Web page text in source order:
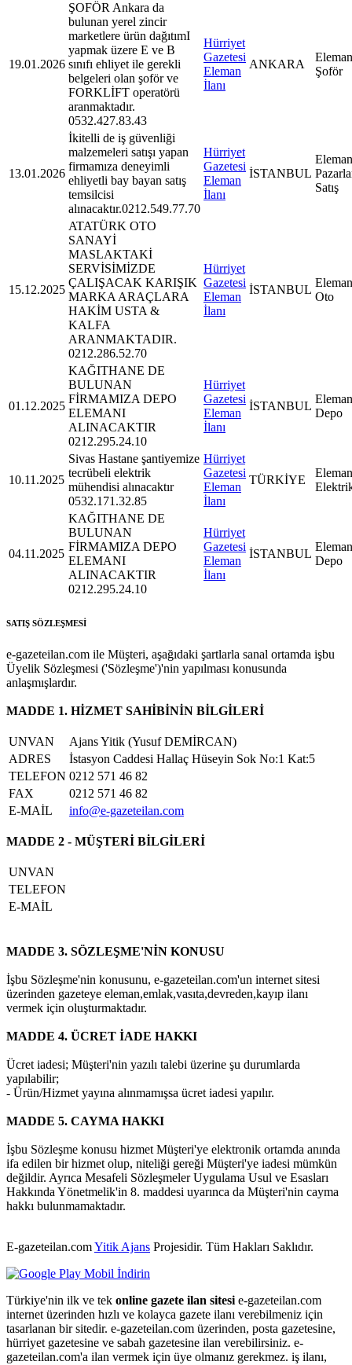
19.01.2026
ŞOFÖR Ankara da
bulunan yerel zincir
marketlere ürün dağıtımI
yapmak üzere E ve B
sınıfı ehliyet ile gerekli
belgeleri olan şoför ve
FORKLİFT operatörü
aranmaktadır.
0532.427.83.43
Hürriyet
Gazetesi
Eleman
İlanı
ANKARA
Şoför
13.01.2026
İkitelli de iş güvenliği
malzemeleri satışı yapan
firmamıza deneyimli
ehliyetli bay bayan satış
temsilcisi
alınacaktır.0212.549.77.70
Hürriyet
Gazetesi
Eleman
İlanı
İSTANBUL
Satış
15.12.2025
ATATÜRK OTO
SANAYİ
MASLAKTAKİ
SERVİSİMİZDE
ÇALIŞACAK KARIŞIK
MARKA ARAÇLARA
HAKİM USTA &
KALFA
ARANMAKTADIR.
0212.286.52.70
Hürriyet
Gazetesi
Eleman
İlanı
İSTANBUL
Oto
01.12.2025
KAĞITHANE DE
BULUNAN
FİRMAMIZA DEPO
ELEMANI
ALINACAKTIR
0212.295.24.10
Hürriyet
Gazetesi
Eleman
İlanı
İSTANBUL
Depo
10.11.2025
Sivas Hastane şantiyemize
tecrübeli elektrik
mühendisi alınacaktır
0532.171.32.85
Hürriyet
Gazetesi
Eleman
İlanı
TÜRKİYE
04.11.2025
KAĞITHANE DE
BULUNAN
FİRMAMIZA DEPO
ELEMANI
ALINACAKTIR
0212.295.24.10
Hürriyet
Gazetesi
Eleman
İlanı
İSTANBUL
Depo
SATIŞ SÖZLEŞMESİ
e-gazeteilan.com ile Müşteri, aşağıdaki şartlarla sanal ortamda işbu
Üyelik Sözleşmesi ('Sözleşme')'nin yapılması konusunda
anlaşmışlardır.
MADDE 1. HİZMET SAHİBİNİN BİLGİLERİ
UNVAN
Ajans Yitik (Yusuf DEMİRCAN)
ADRES
İstasyon Caddesi Hallaç Hüseyin Sok No:1 Kat:5
TELEFON 0212 571 46 82
FAX
0212 571 46 82
E-MAİL
info@e-gazeteilan.com
MADDE 2 - MÜŞTERİ BİLGİLERİ
UNVAN
TELEFON
E-MAİL
MADDE 3. SÖZLEŞME'NİN KONUSU
İşbu Sözleşme'nin konusunu, e-gazeteilan.com'un internet sitesi
üzerinden gazeteye eleman,emlak,vasıta,devreden,kayıp ilanı
vermek için oluşturmaktadır.
MADDE 4. ÜCRET İADE HAKKI
Ücret iadesi; Müşteri'nin yazılı talebi üzerine şu durumlarda
yapılabilir;
- Ürün/Hizmet yayına alınmamışsa ücret iadesi yapılır.
MADDE 5. CAYMA HAKKI
İşbu Sözleşme konusu hizmet Müşteri'ye elektronik ortamda anında
ifa edilen bir hizmet olup, niteliği gereği Müşteri'ye iadesi mümkün
değildir. Ayrıca Mesafeli Sözleşmeler Uygulama Usul ve Esasları
Hakkında Yönetmelik'in 8. maddesi uyarınca da Müşteri'nin cayma
hakkı bulunmamaktadır.
E-gazeteilan.comYitik Ajans Projesidir. Tüm Hakları Saklıdır.
Türkiye'nin ilk ve tek online gazete ilan sitesi e-gazeteilan.com
internet üzerinden hızlı ve kolayca gazete ilanı verebilmeniz için
tasarlanan bir sitedir. e-gazeteilan.com üzerinden, posta gazetesine,
hürriyet gazetesine ve sabah gazetesine ilan verebilirsiniz. e-
gazeteilan.com'a ilan vermek için üye olmanız gerekmez. iş ilanı,